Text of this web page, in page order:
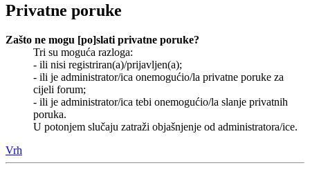
Privatne poruke
Zašto ne mogu [po]slati privatne poruke?
Tri su moguća razloga:
- ili nisi registriran(a)/prijavljen(a);
- ili je administrator/ica onemogućio/la privatne poruke za
cijeli forum;
- ili je administrator/ica tebi onemogućio/la slanje privatnih
poruka.
U potonjem slučaju zatraži objašnjenje od administratora/ice.
Vrh